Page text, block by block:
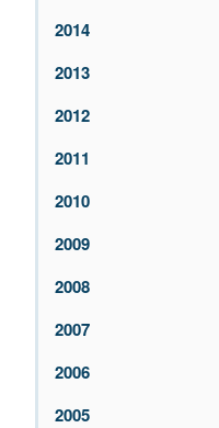
2014
2013
2012
2011
2010
2009
2008
2007
2006
2005